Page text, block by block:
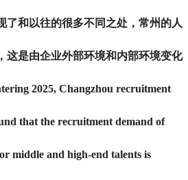
了和以往的很多不同之处，常州的人
这是由企业外部环境和内部环境变化
2025, Changzhou recruitment
that the recruitment demand of
middle and high-end talents is